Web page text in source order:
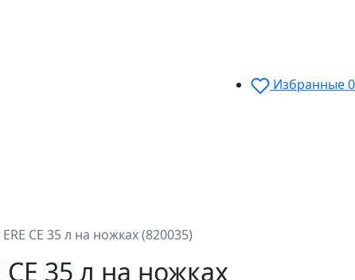
Избранные0
CE 35 л на ножках (820035)
CE 35 л на ножках